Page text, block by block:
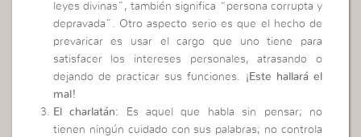
leyes divinas”, también significa “persona corrupta y
depravada”. Otro aspecto serio es que el hecho de
prevaricar es usar el cargo que uno tiene para
satisfacer los intereses personales, atrasando o
dejando de practicar sus funciones.
¡Este hallará el
mal!
El charlatán: Es aquel que habla sin pensar; no
tienen ningún cuidado con sus palabras; no controla